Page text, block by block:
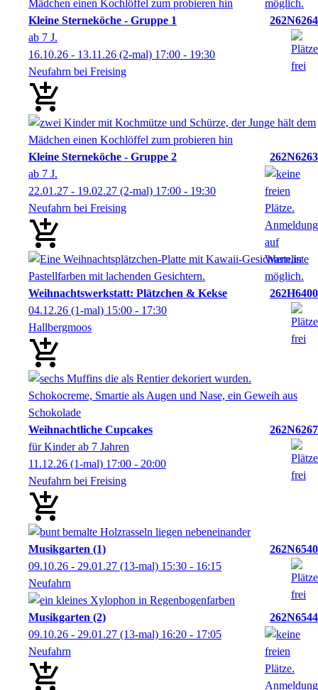
Kleine Sterneköche - Gruppe 1
262N6264
ab 7 J.
16.10.26 - 13.11.26 (2-mal) 17:00 - 19:30
Neufahrn bei Freising
Kleine Sterneköche - Gruppe 2
262N6263
ab 7 J.
22.01.27 - 19.02.27 (2-mal) 17:00 - 19:30
Neufahrn bei Freising
Weihnachtswerkstatt: Plätzchen & Kekse
262H6400
04.12.26 (1-mal) 15:00 - 17:30
Hallbergmoos
Weihnachtliche Cupcakes
262N6267
für Kinder ab 7 Jahren
11.12.26 (1-mal) 17:00 - 20:00
Neufahrn bei Freising
Musikgarten (1)
262N6540
09.10.26 - 29.01.27 (13-mal) 15:30 - 16:15
Neufahrn
Musikgarten (2)
262N6544
09.10.26 - 29.01.27 (13-mal) 16:20 - 17:05
Neufahrn